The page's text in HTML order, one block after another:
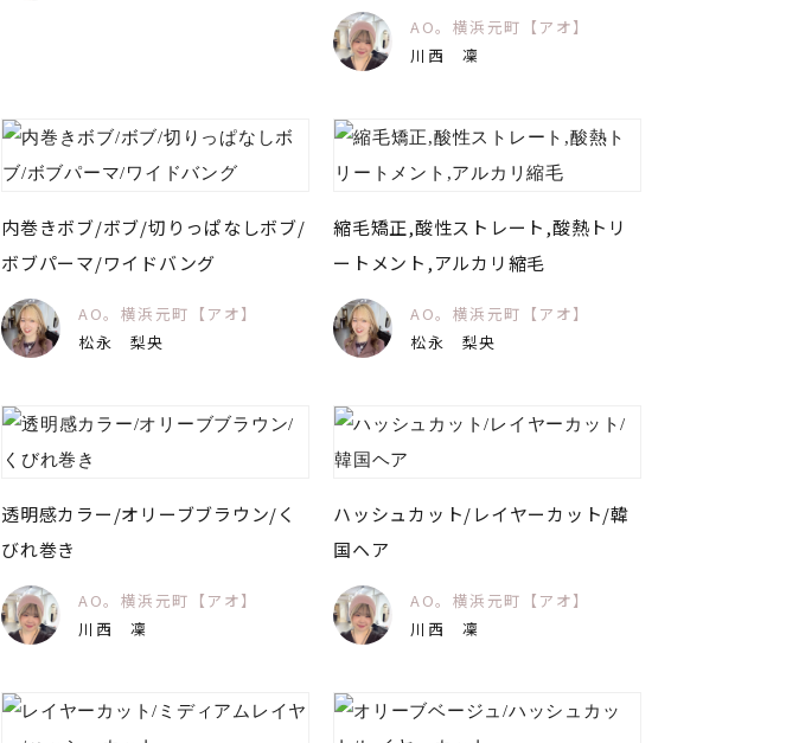
AO。横浜元町【アオ】
川西 凜
内巻きボブ/ボブ/切りっぱなしボブ/
ボブパーマ/ワイドバング
AO。横浜元町【アオ】
松永 梨央
縮毛矯正,酸性ストレート,酸熱トリ
ートメント,アルカリ縮毛
AO。横浜元町【アオ】
松永 梨央
透明感カラー/オリーブブラウン/く
びれ巻き
AO。横浜元町【アオ】
川西 凜
ハッシュカット/レイヤーカット/韓
国ヘア
AO。横浜元町【アオ】
川西 凜